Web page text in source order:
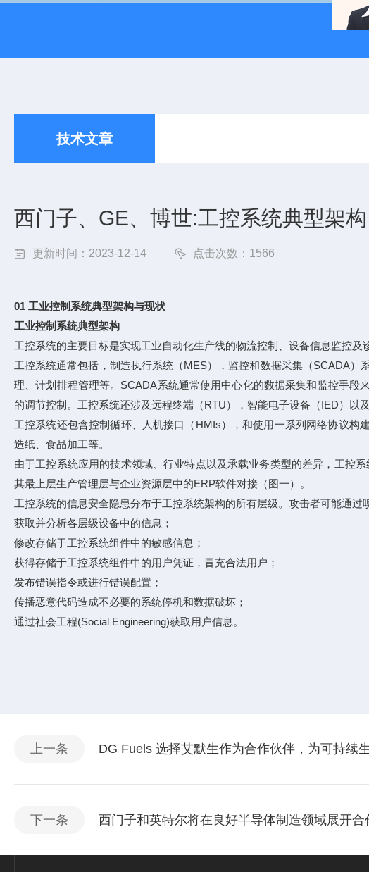
技术文章
西门子、GE、博世:工控系统典型架
更新时间：2023-12-14 点击次数：1566
01 工业控制系统典型架构与现状
工业控制系统典型架构
工控系统的主要目标是实现工业自动化生产线的物流控制、设备信息监控
工控系统通常包括，制造执行系统（MES），监控和数据采集（SCADA
理、计划排程管理等。SCADA系统通常使用中心化的数据采集和监控手
的调节控制。工控系统还涉及远程终端（RTU），智能电子设备（IED）以
工控系统还包含控制循环、人机接口（HMIs），和使用一系列网络协议
造纸、食品加工等。
由于工控系统应用的技术领域、行业特点以及承载业务类型的差异，工控
其最上层生产管理层与企业资源层中的ERP软件对接（图一）。
工控系统的信息安全隐患分布于工控系统架构的所有层级。攻击者可能通
获取并分析各层级设备中的信息；
修改存储于工控系统组件中的敏感信息；
获得存储于工控系统组件中的用户凭证，冒充合法用户；
发布错误指令或进行错误配置；
传播恶意代码造成不必要的系统停机和数据破坏；
通过社会工程(Social Engineering)获取用户信息。
上一条 DG Fuels 选择艾默生作为合作伙伴，为可持续
下一条 西门子和英特尔将在良好半导体制造领域展开合